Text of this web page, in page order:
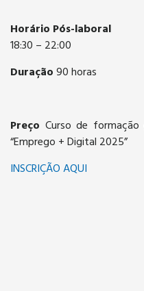
Horário Pós-laboral
18:30 – 22:00
Duração90 horas
Preço Curso de formação
“Emprego + Digital 2025”
INSCRIÇÃO AQUI